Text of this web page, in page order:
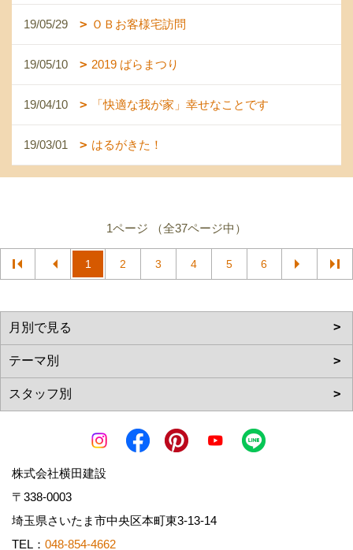
19/05/29 ＯＢお客様宅訪問
19/05/10 2019 ばらまつり
19/04/10 「快適な我が家」幸せなことです
19/03/01 はるがきた！
1ページ （全37ページ中）
1 2 3 4 5 6
株式会社横田建設
〒338-0003
埼玉県さいたま市中央区本町東3-13-14
TEL： 048-854-4662